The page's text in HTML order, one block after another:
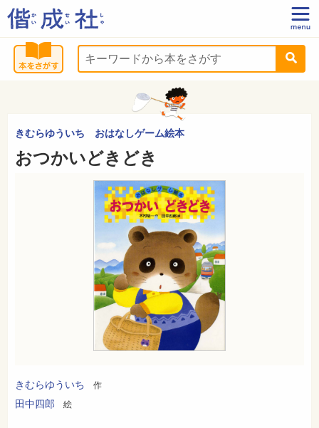
きむらゆういち おはなしゲーム絵本
おつかいどきどき
きむらゆういち 作
田中四郎 絵